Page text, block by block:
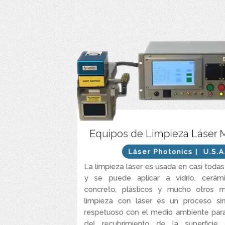
Equipos de Limpieza Láser
Láser Photonics |
La limpieza láser es usada en casi
y se puede aplicar a vidrio,
concreto, plásticos y mucho otros
limpieza con láser es un proceso
respetuoso con el medio ambiente
Sistema completo de limpieza Láser y
superficies de alta precisión y grado industrial
rápido, preciso e
industrial, remoción de óxido, remoción de
La tecnología patentada, CleanTech™ limpia
rápido y mejor que otros
Sistema láser es accionado al pulsar un botón y